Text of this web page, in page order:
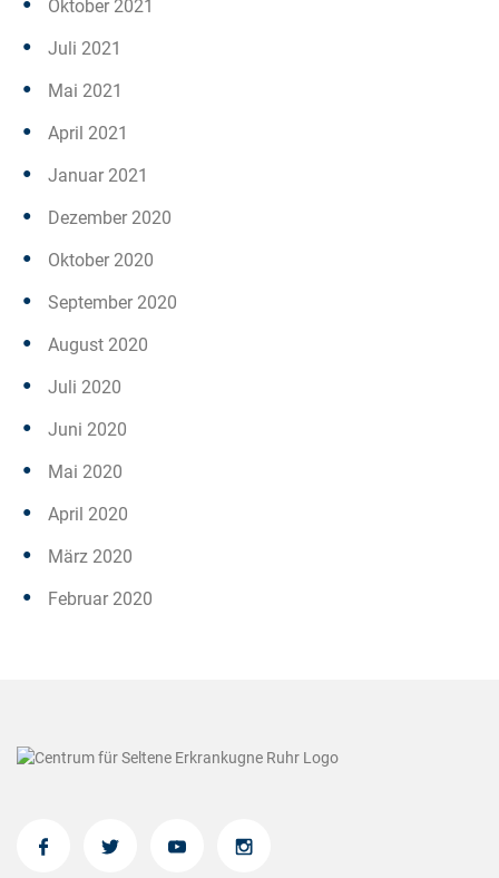
Oktober 2021
Juli 2021
Mai 2021
April 2021
Januar 2021
Dezember 2020
Oktober 2020
September 2020
August 2020
Juli 2020
Juni 2020
Mai 2020
April 2020
März 2020
Februar 2020